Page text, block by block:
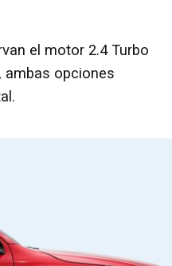
el motor 2.4 Turbo
ambas opciones